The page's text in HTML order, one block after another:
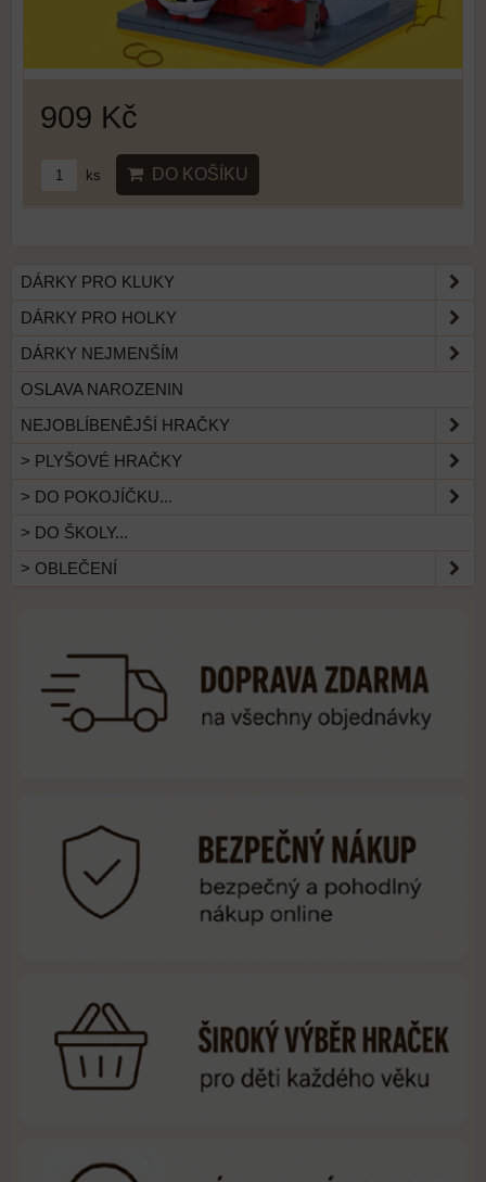
909 Kč
ks DO KOŠÍKU
DÁRKY PRO KLUKY
DÁRKY PRO HOLKY
DÁRKY NEJMENŠÍM
OSLAVA NAROZENIN
NEJOBLÍBENĚJŠÍ HRAČKY
> PLYŠOVÉ HRAČKY
> DO POKOJÍČKU...
> DO ŠKOLY...
> OBLEČENÍ